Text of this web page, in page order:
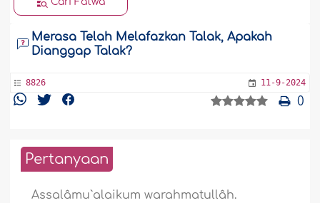
Merasa Telah Melafazkan Talak, Apakah
Dianggap Talak?
8826 11-9-2024
0
Pertanyaan
Assalâmu`alaikum warahmatullâh.